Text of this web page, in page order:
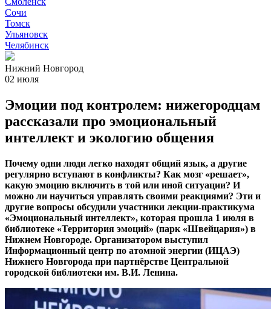
Сочи
Томск
Ульяновск
Челябинск
Нижний Новгород
02 июля
Эмоции под контролем: нижегородцам
рассказали про эмоциональный
интеллект и экологию общения
Почему одни люди легко находят общий язык, а другие
регулярно вступают в конфликты? Как мозг «решает»,
какую эмоцию включить в той или иной ситуации? И
можно ли научиться управлять своими реакциями? Эти и
другие вопросы обсудили участники лекции-практикума
«Эмоциональный интеллект», которая прошла 1 июля в
библиотеке «Территория эмоций» (парк «Швейцария») в
Нижнем Новгороде. Организатором выступил
Информационный центр по атомной энергии (ИЦАЭ)
Нижнего Новгорода при партнёрстве Центральной
городской библиотеки им. В.И. Ленина.